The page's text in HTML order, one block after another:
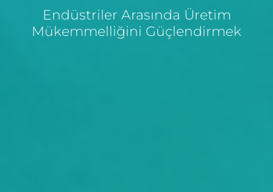
Endüstriler Arasında Üretim
Mükemmelliğini Güçlendirmek